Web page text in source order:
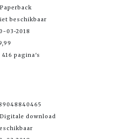
beschikbaar
03-2018
416 pagina's
download